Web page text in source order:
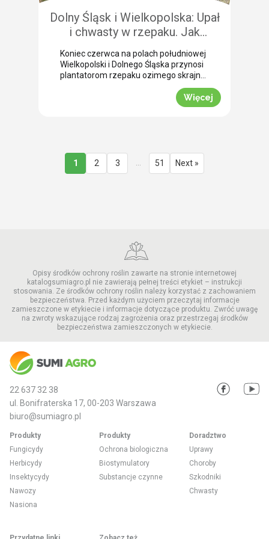
Dolny Śląsk i Wielkopolska: Upał
i chwasty w rzepaku. Jak
uratować plon przed samym
wjazdem kombajnu?
Koniec czerwca na polach południowej
Wielkopolski i Dolnego Śląska przynosi
plantatorom rzepaku ozimego skrajne
emocje (BBCH 80-83). Ostatnie opady
deszczu poprawiły ogólną kondycję
roślin. Jednak wywołały jednocześnie
Jak informuje nasz ekspert Mariusz
Staniek, skuteczna desykacja rzepaku
przed zbiorem oraz wcześniejsza
Więcej
1 2 3 51 Next »
Opisy środków ochrony roślin zawarte na stronie internetowej
katalogsumiagro.pl nie zawierają pełnej treści etykiet – instrukcji
stosowania. Ze środków ochrony roślin należy korzystać z zachowaniem
bezpieczeństwa. Przed każdym użyciem przeczytaj informacje
zamieszczone w etykiecie i informacje dotyczące produktu. Zwróć uwagę
na zwroty wskazujące rodzaj zagrożenia oraz przestrzegaj środków
bezpieczeństwa zamieszczonych w etykiecie.
22 637 32 38
ul. Bonifraterska 17, 00-203 Warszawa
biuro@sumiagro.pl
Produkty
Fungicydy
Herbicydy
Insektycydy
Nawozy
Nasiona
Produkty
Ochrona biologiczna
Biostymulatory
Substancje czynne
Doradztwo
Uprawy
Choroby
Szkodniki
Chwasty